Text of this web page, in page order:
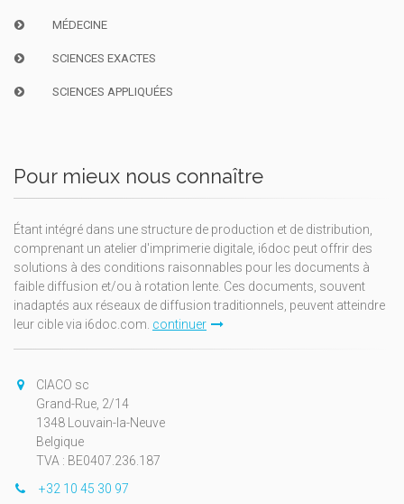
MÉDECINE
SCIENCES EXACTES
SCIENCES APPLIQUÉES
Pour mieux nous connaître
Étant intégré dans une structure de production et de distribution,
comprenant un atelier d'imprimerie digitale, i6doc peut offrir des
solutions à des conditions raisonnables pour les documents à
faible diffusion et/ou à rotation lente. Ces documents, souvent
inadaptés aux réseaux de diffusion traditionnels, peuvent atteindre
leur cible via i6doc.com. continuer
CIACO sc
Grand-Rue, 2/14
1348 Louvain-la-Neuve
Belgique
TVA : BE0407.236.187
+32 10 45 30 97